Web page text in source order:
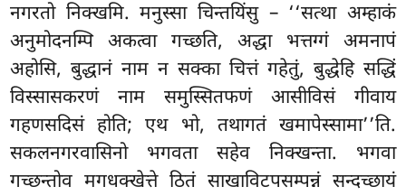
नगरतो निक्खमि. मनुस्सा चिन्तयिंसु – ‘‘सत्था अम्हाकं
अनुमोदनम्पि अकत्वा गच्छति, अद्धा भत्तग्गं अमनापं
अहोसि, बुद्धानं नाम न सक्का चित्तं गहेतुं, बुद्धेहि सद्धिं
विस्सासकरणं नाम समुस्सितफणं आसीविसं गीवाय
गहणसदिसं होति; एथ भो, तथागतं खमापेस्सामा’’ति.
सकलनगरवासिनो भगवता सहेव निक्खन्ता. भगवा
गच्छन्तोव मगधक्खेत्ते ठितं साखाविटपसम्पन्नं सन्दच्छायं